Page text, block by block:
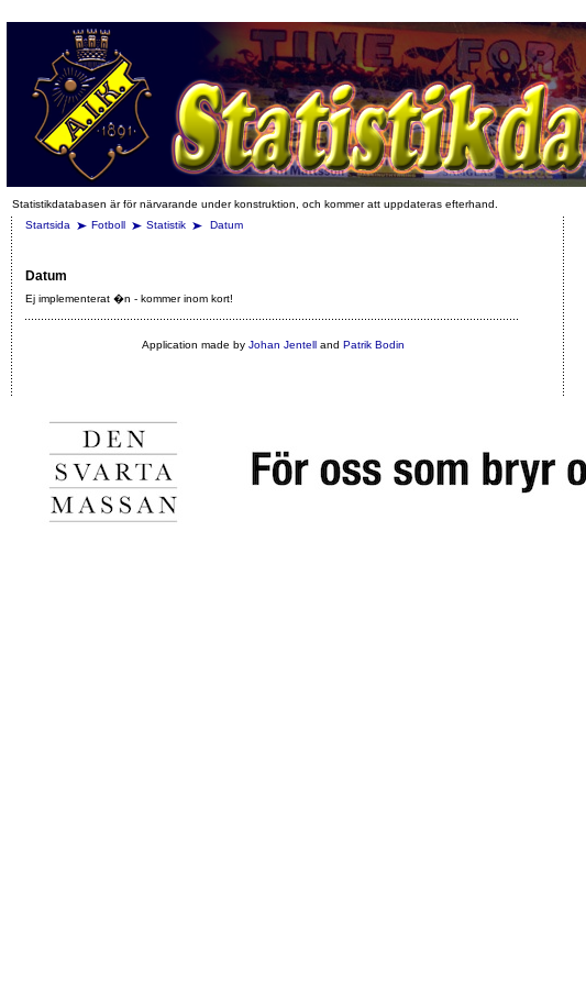
Statistikdatabasen är för närvarande under konstruktion, och kommer att uppdateras efterhand.
Startsida
Fotboll Statistik Datum
Datum
Ej implementerat �n - kommer inom kort!
Application made by Johan Jentelland Patrik Bodin